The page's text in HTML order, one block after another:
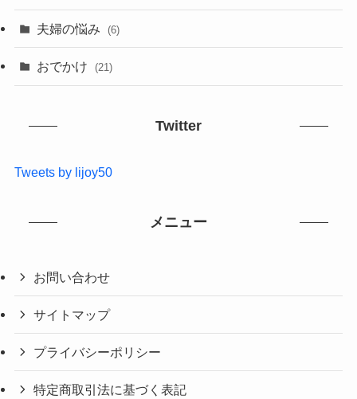
夫婦の悩み (6)
おでかけ (21)
Twitter
Tweets by lijoy50
メニュー
お問い合わせ
サイトマップ
プライバシーポリシー
特定商取引法に基づく表記